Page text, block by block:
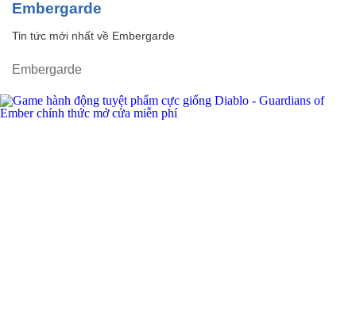
Embergarde
Tin tức mới nhất về Embergarde
Embergarde